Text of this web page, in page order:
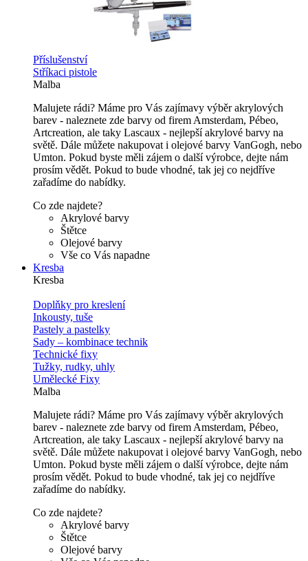
Příslušenství
Stříkaci pistole
Malba
Malujete rádi? Máme pro Vás zajímavy výběr akrylových
barev - naleznete zde barvy od firem Amsterdam, Pébeo,
Artcreation, ale taky Lascaux - nejlepší akrylové barvy na
světě. Dále můžete nakupovat i olejové barvy VanGogh, nebo
Umton. Pokud byste měli zájem o další výrobce, dejte nám
prosím vědět. Pokud to bude vhodné, tak jej co nejdříve
zařadíme do nabídky.
Co zde najdete?
Akrylové barvy
Štětce
Olejové barvy
Vše co Vás napadne
Kresba
Kresba
Doplňky pro kreslení
Inkousty, tuše
Pastely a pastelky
Sady – kombinace technik
Technické fixy
Tužky, rudky, uhly
Umělecké Fixy
Malba
Malujete rádi? Máme pro Vás zajímavy výběr akrylových
barev - naleznete zde barvy od firem Amsterdam, Pébeo,
Artcreation, ale taky Lascaux - nejlepší akrylové barvy na
světě. Dále můžete nakupovat i olejové barvy VanGogh, nebo
Umton. Pokud byste měli zájem o další výrobce, dejte nám
prosím vědět. Pokud to bude vhodné, tak jej co nejdříve
zařadíme do nabídky.
Co zde najdete?
Akrylové barvy
Štětce
Olejové barvy